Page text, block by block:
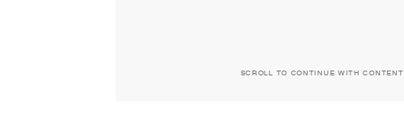
SCROLL TO CONTINUE WITH CONTENT